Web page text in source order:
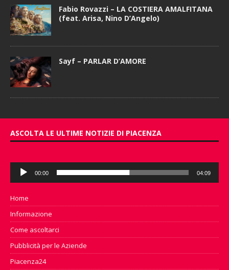
Fabio Rovazzi – LA COSTIERA AMALFITANA
(feat. Arisa, Nino D’Angelo)
Sayf – PARLAR D’AMORE
ASCOLTA LE ULTIME NOTIZIE DI PIACENZA
Audio
Player
00:00 04:09
Home
Informazione
Come ascoltarci
Pubblicità per le Aziende
Piacenza24